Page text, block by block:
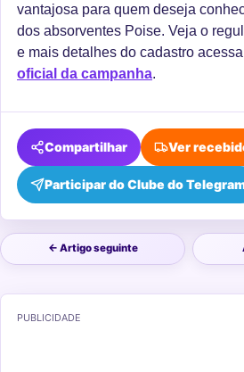
vantajosa para quem deseja
dos absorventes Poise. Veja o
e mais detalhes do cadastro
oficial da campanha.
Compartilhar
Participar do Clube do
Ver
← Artigo seguinte
PUBLICIDADE